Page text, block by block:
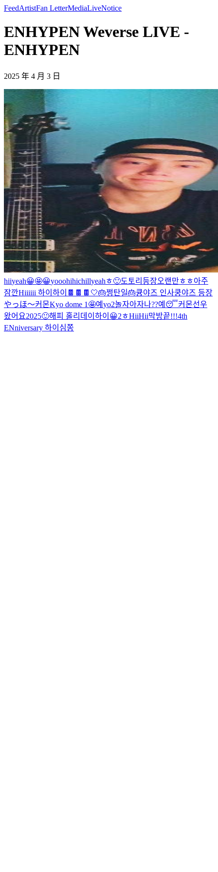
FeedArtistFan LetterMediaLiveNotice
ENHYPEN Weverse LIVE -
ENHYPEN
2025 年 4 月 3 日
hiiyeah😀🤩😀yooohihichillyeahㅎ🙂도토리등장오랜만ㅎㅎ아주
잠깐Hiiiiii 하이 하이 🍫 🍫🍫 🤍🎂쩡탄일🎂큥야즈 인사쿵야즈 등장
やっほ～커몬Kyo dome 1 🤩예 yo2놀자아자나??예 😴커몬선우
왔어요2025🙂해피 홀리데이 하이 😀2ㅎHiiHii막방끝!!!4th
ENniversary 하이 심쫑